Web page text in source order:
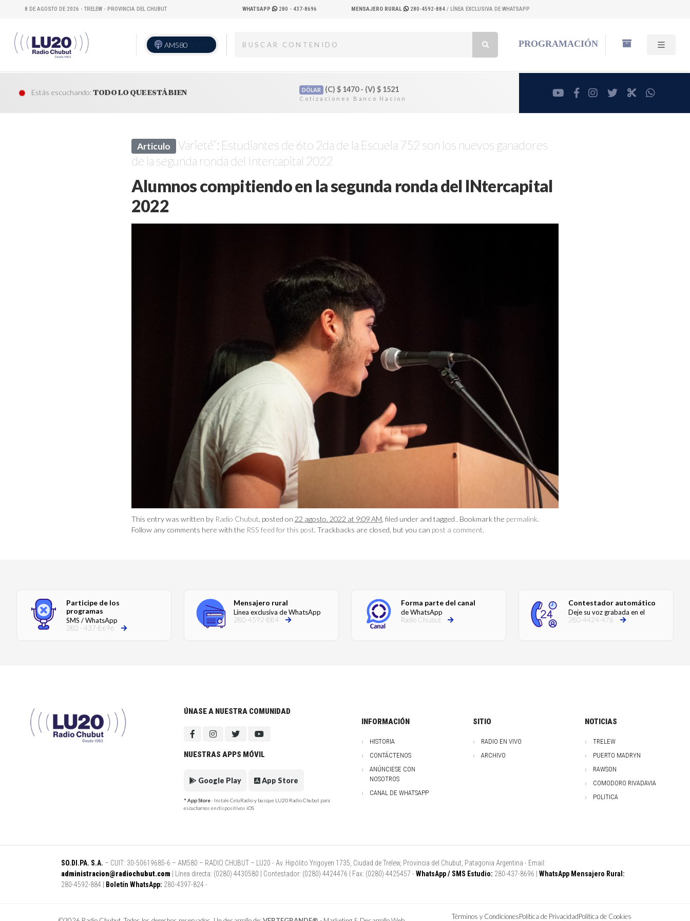
8 DE AGOSTO DE 2026 - TRELEW - PROVINCIA DEL CHUBUT WHATSAPP 280 - 437-8696 MENSAJERO RURAL 280-4592-884 / LÍNEA EXCLUSIVA DE WHATSAPP
AM580 PROGRAMACIÓN
Estás escuchando:TODO LO QUE ESTÁ BIEN DÓLAR (C) $1470 - (V) $1521 youtubefacebookinstagram
twitterRadioCut
Articulo
Varieté”: Estudiantes de 6to 2da de la Escuela 752 son los nuevos ganadores
de la segunda ronda del Intercapital 2022
Alumnos compitiendo en la segunda ronda del INtercapital
2022
This entry was written by Radio Chubut, posted on 22 agosto, 2022 at 9:09 AM, filed under and tagged . Bookmark the permalink.
Follow any comments here with the RSS feed for this post. Trackbacks are closed, but you can post a comment.
Participe de los
programas
SMS / WhatsApp
280 - 437-8696
Mensajero rural
Línea exclusiva de WhatsApp
280-4592-884
Forma parte del canal
de WhatsApp
Radio Chubut
Contestador automático
Deje su voz grabada en el
280-4424-476
ÚNASE A NUESTRA COMUNIDAD
NUESTRAS APPS MÓVIL
Google Play App Store
* App Store- Instale CeluRadio y busque LU20 Radio Chubut para
escucharnos en dispositivos iOS
INFORMACIÓN
HISTORIA
CONTÁCTENOS
ANÚNCIESE CON
NOSOTROS
CANAL DE WHATSAPP
SITIO
RADIO EN VIVO
ARCHIVO
NOTICIAS
TRELEW
PUERTO MADRYN
RAWSON
COMODORO RIVADAVIA
POLITICA
SO.DI.PA. S.A. – CUIT: 30-50619685-6 – AM580 – RADIO CHUBUT – LU20 - Av. Hipólito Yrigoyen 1735, Ciudad de Trelew, Provincia del Chubut, Patagonia Argentina - Email:
administracion@radiochubut.com | Línea directa: (0280) 4430580 | Contestador: (0280) 4424476 | Fax: (0280) 4425457 - WhatsApp / SMS Estudio: 280-437-8696 | WhatsApp Mensajero Rural:
280-4592-884 |
Boletín WhatsApp: 280-4397-824 -
Términos y CondicionesPolítica de PrivacidadPolítica de Cookies